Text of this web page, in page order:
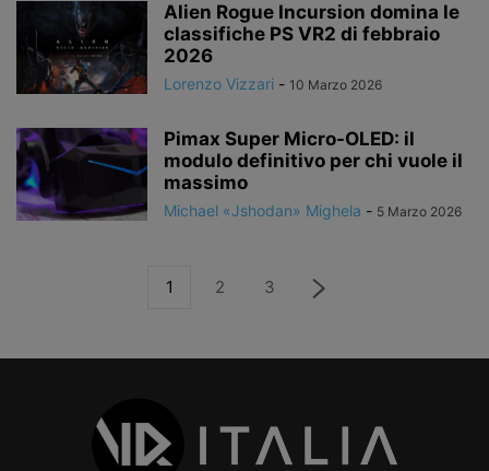
Alien Rogue Incursion domina le
classifiche PS VR2 di febbraio
2026
Lorenzo Vizzari - 10 Marzo 2026
Pimax Super Micro-OLED: il
modulo definitivo per chi vuole il
massimo
Michael «Jshodan» Mighela - 5 Marzo 2026
1 2 3